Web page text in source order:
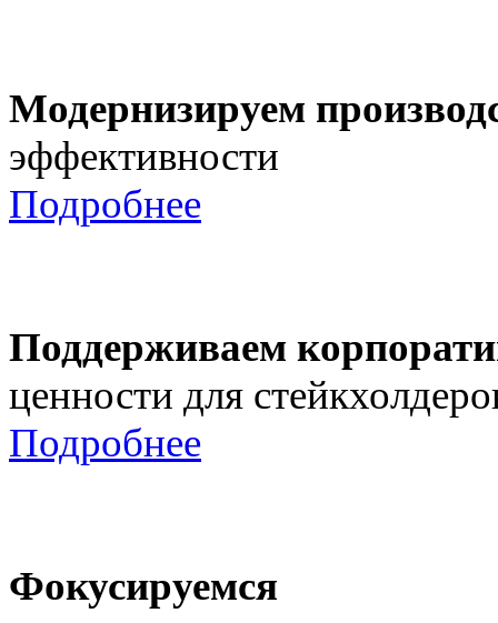
Модернизируем
эффективности
Подробнее
Поддерживаем
ценности для
Подробнее
Фокусируемся